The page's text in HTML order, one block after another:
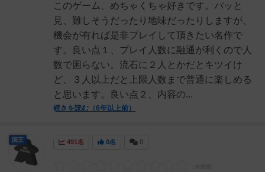
このゲーム、めちゃくちゃ好きです。パッと
見、難しそうだったり地味だったりしますが、
機会が有れば是非プレイして頂きたい名作で
す。良い点１、プレイ人数に融通が利くので人
数で困らない。流石に２人とかだとキツイけ
ど、３人以上だと上限人数まで普通に楽しめる
と思います。良い点２、内容の...
続きを読む（6年以上前）
491名 0名 0
国王